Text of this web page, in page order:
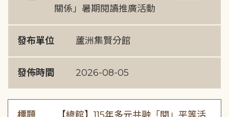
關係」暑期閱讀推廣活動
發布單位 蘆洲集賢分館
發佈時間 2026-08-05